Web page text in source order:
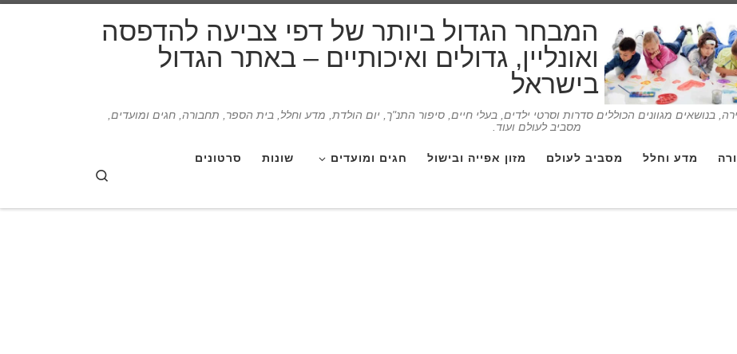
המבחר הגדול ביותר של דפי צביעה להדפסה
ואונליין, גדולים ואיכותיים – באתר הגדול
בישראל
בנושאים מגוונים הכוללים סדרות וסרטי ילדים, בעלי חיים, סיפור התנ"ך, יום הולדת, מדע וחלל, בית הספר, תחבורה, חגים ומועדים,
מסביב לעולם ועוד.
מדע וחלל מסביב לעולם מזון אפייה ובישול חגים ומועדים שונות סרטונים